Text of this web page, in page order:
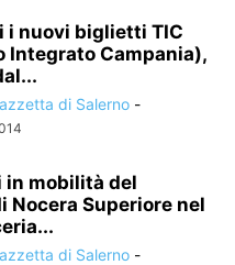
i nuovi biglietti TIC
Integrato Campania),
di Salerno -
in mobilità del
Nocera Superiore nel
di Salerno -